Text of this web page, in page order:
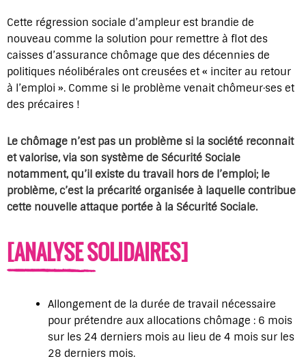
Cette régression sociale d’ampleur est brandie de
nouveau comme la solution pour remettre à flot des
caisses d’assurance chômage que des décennies de
politiques néolibérales ont creusées et « inciter au retour
à l’emploi ». Comme si le problème venait chômeur·ses et
des précaires !
Le chômage n’est pas un problème si la société reconnait
et valorise, via son système de Sécurité Sociale
notamment, qu’il existe du travail hors de l’emploi; le
problème, c’est la précarité organisée à laquelle contribue
cette nouvelle attaque portée à la Sécurité Sociale.
[ANALYSE SOLIDAIRES]
Allongement de la durée de travail nécessaire
pour prétendre aux allocations chômage : 6 mois
sur les 24 derniers mois au lieu de 4 mois sur les
28 derniers mois.